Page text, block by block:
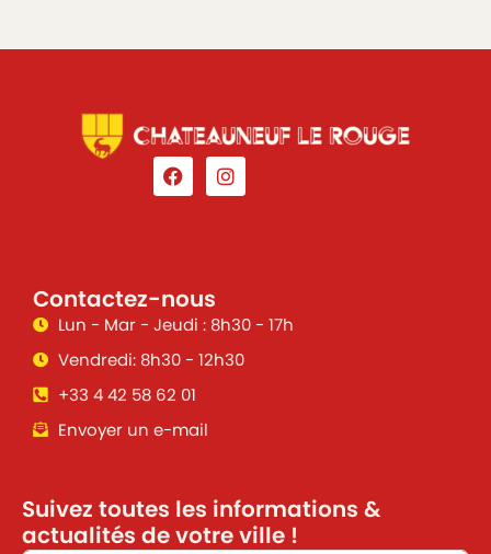
Contactez-nous
Lun - Mar - Jeudi : 8h30 - 17h
Vendredi: 8h30 - 12h30
+33 4 42 58 62 01
Envoyer un e-mail
Suivez toutes les informations &
actualités de votre ville !